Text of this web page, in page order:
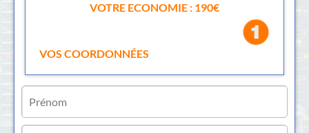
VOTRE ECONOMIE : 190€
VOS COORDONNÉES